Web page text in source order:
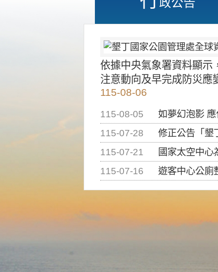
依據中央氣象署資料顯示
注意動向及早完成防災應
115-08-06
115-08-05
如夢幻泡影
115-07-28
修正公告「墾丁國家公
115-07-21
國家太空中心為辦理
115-07-16
遊客中心公廁